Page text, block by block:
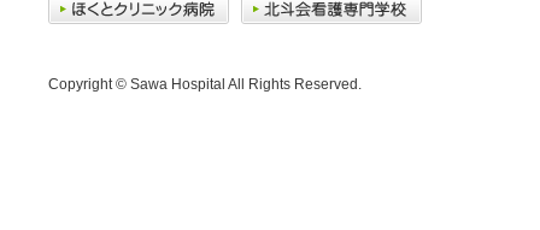
Copyright © Sawa Hospital All Rights Reserved.